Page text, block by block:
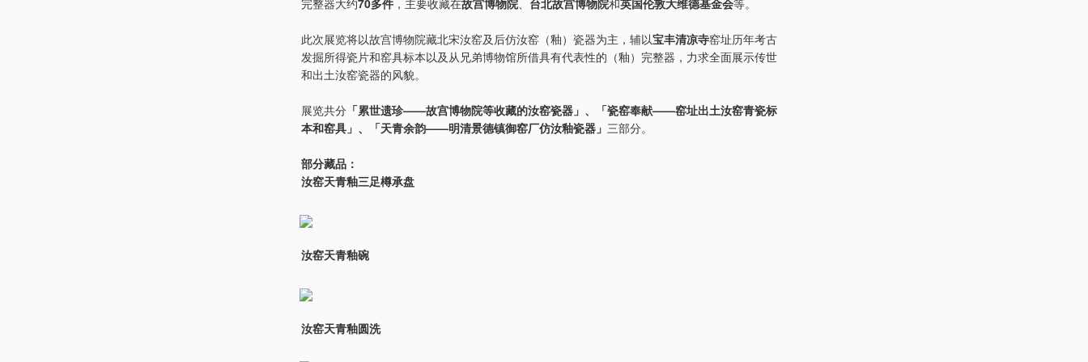
此次展览将以故宫博物院藏北宋汝窑及后仿汝窑（釉）瓷器为主，辅以宝丰清凉寺窑址历年考古
发掘所得瓷片和窑具标本以及从兄弟博物馆所借具有代表性的（釉）完整器，力求全面展示传世
和出土汝窑瓷器的风貌。
展览共分 「累世遗珍——故宫博物院等收藏的汝窑瓷器」、「瓷窑奉献——窑址出土汝窑青瓷标
本和窑具」、「天青余韵——明清景德镇御窑厂仿汝釉瓷器」 三部分。
部分藏品：
汝窑天青釉三足樽承盘
汝窑天青釉碗
汝窑天青釉圆洗